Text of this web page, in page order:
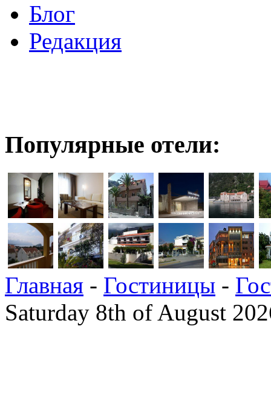
Блог
Редакция
Популярные отели:
Главная - Гостиницы -
Saturday 8th of August